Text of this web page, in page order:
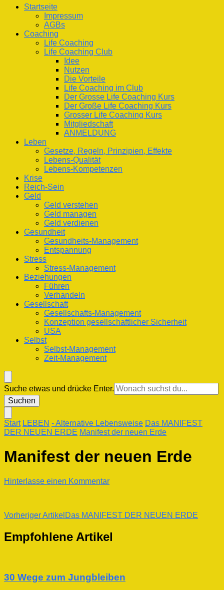
Life Coaching Club
Für Deine Lebenskompetenz
Startseite
Impressum
AGBs
Coaching
Life Coaching
Life Coaching Club
Idee
Nutzen
Die Vorteile
Life Coaching im Club
Der Grosse Life Coaching Kurs
Der Große Life Coaching Kurs
Grosser Life Coaching Kurs
Mitgliedschaft
ANMELDUNG
Leben
Gesetze, Regeln, Prinzipien, Effekte
Lebens-Qualität
Lebens-Kompetenzen
Krise
Reich-Sein
Geld
Geld verstehen
Geld managen
Geld verdienen
Gesundheit
Gesundheits-Management
Entspannung
Stress
Stress-Management
Beziehungen
Führen
Verhandeln
Gesellschaft
Gesellschafts-Management
Konzeption gesellschaftlicher Sicherheit
USA
Selbst
Selbst-Management
Zeit-Management
Suchst
du
nach
Suche etwas und drücke Enter.
Start LEBEN - Alternative Lebensweise Das MANIFEST
DER NEUEN ERDE Manifest der neuen Erde
Manifest der neuen Erde
Hinterlasse einen Kommentarzu
Erde
Beitragsnavigation
Vorheriger Artikel Das MANIFEST DER NEUEN ERDE
Empfohlene Artikel
30 Wege zum Jungbleiben